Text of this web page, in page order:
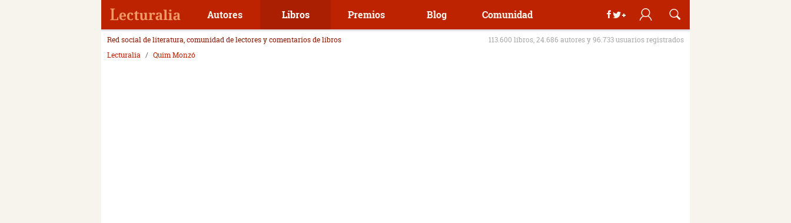
Autores Libros Premios Blog Comunidad
Red social de literatura, comunidad de lectores y comentarios de libros
113.600 libros, 24.686 autores y 96.733 usuarios registrados
Lecturalia
Quim Monzó